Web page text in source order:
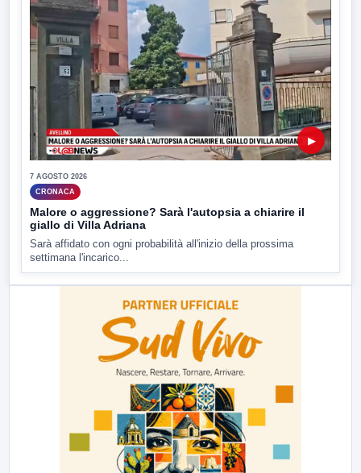
▶
7 AGOSTO 2026
CRONACA
Malore o aggressione? Sarà l'autopsia a chiarire il
giallo di Villa Adriana
Sarà affidato con ogni probabilità all'inizio della prossima
settimana l'incarico...